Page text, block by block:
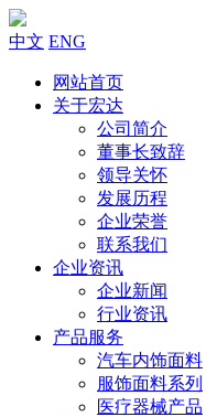
中文 ENG
网站首页
关于宏达
公司简介
董事长致辞
领导关怀
发展历程
企业荣誉
联系我们
企业资讯
企业新闻
行业资讯
产品服务
汽车内饰面料
服饰面料系列
医疗器械产品